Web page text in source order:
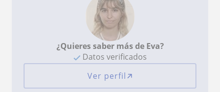
¿Quieres saber más de Eva?
Datos verificados
Ver perfil